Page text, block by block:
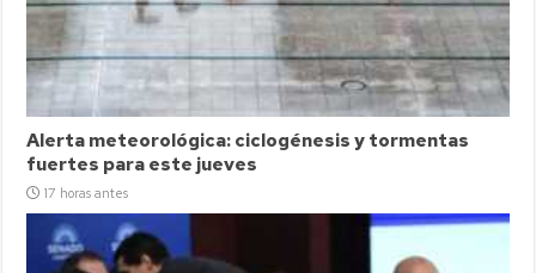
Alerta meteorológica: ciclogénesis y tormentas
fuertes para este jueves
17 horas antes